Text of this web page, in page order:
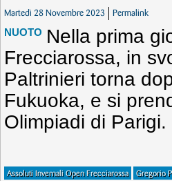
Martedì 28 Novembre 2023 Permalink
NUOTO Nella prima
Frecciarossa, in
Paltrinieri torna
Fukuoka, e si
Olimpiadi di Parigi.
Assoluti Invernali Open Frecciarossa Gregorio